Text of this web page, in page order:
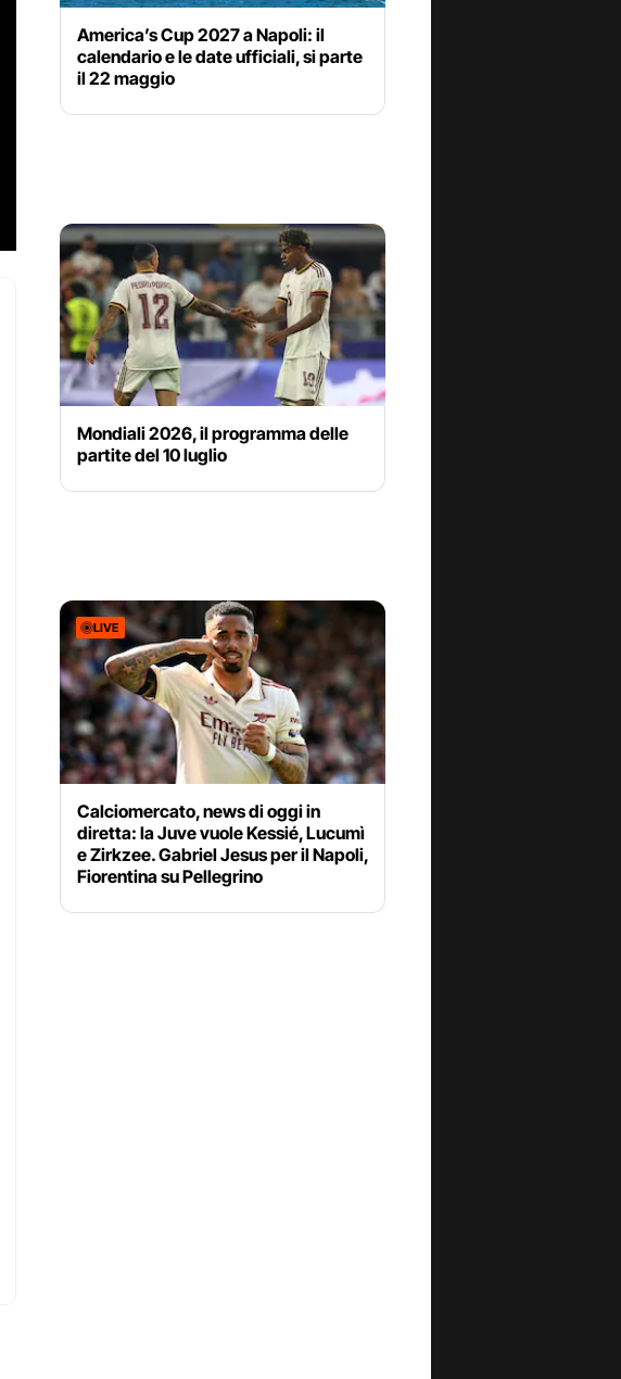
America’s Cup 2027 a Napoli: il
calendario e le date ufficiali, si parte
il 22 maggio
Mondiali 2026, il programma delle
partite del 10 luglio
LIVE
Calciomercato, news di oggi in
diretta: la Juve vuole Kessié, Lucumì
e Zirkzee. Gabriel Jesus per il Napoli,
Fiorentina su Pellegrino